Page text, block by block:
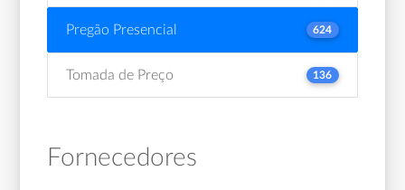
Pregão Presencial 624
Tomada de Preço 136
Fornecedores